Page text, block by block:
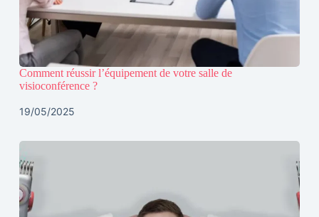
Comment réussir l’équipement de votre salle de
visioconférence ?
19/05/2025